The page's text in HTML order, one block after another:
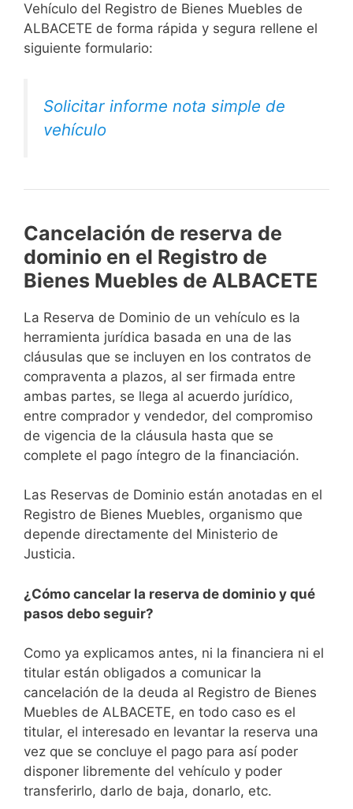
Vehículo del Registro de Bienes Muebles de
ALBACETE de forma rápida y segura rellene el
siguiente formulario:
Solicitar informe nota simple de
vehículo
Cancelación de reserva de
dominio en el Registro de
Bienes Muebles de ALBACETE
La Reserva de Dominio de un vehículo es la
herramienta jurídica basada en una de las
cláusulas que se incluyen en los contratos de
compraventa a plazos, al ser firmada entre
ambas partes, se llega al acuerdo jurídico,
entre comprador y vendedor, del compromiso
de vigencia de la cláusula hasta que se
complete el pago íntegro de la financiación.
Las Reservas de Dominio están anotadas en el
Registro de Bienes Muebles, organismo que
depende directamente del Ministerio de
Justicia.
¿Cómo cancelar la reserva de dominio y qué
pasos debo seguir?
Como ya explicamos antes, ni la financiera ni el
titular están obligados a comunicar la
cancelación de la deuda al Registro de Bienes
Muebles de ALBACETE, en todo caso es el
titular, el interesado en levantar la reserva una
vez que se concluye el pago para así poder
disponer libremente del vehículo y poder
transferirlo, darlo de baja, donarlo, etc.